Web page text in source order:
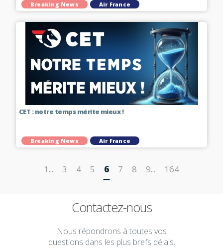
Breaking News Air France
CET : notre temps mérite mieux !
Breaking News Air France
1 ... 3 4 5 6 7 8 9... 164
Contactez-nous
Nous répondrons à toutes vos
questions dans les plus brefs délais.